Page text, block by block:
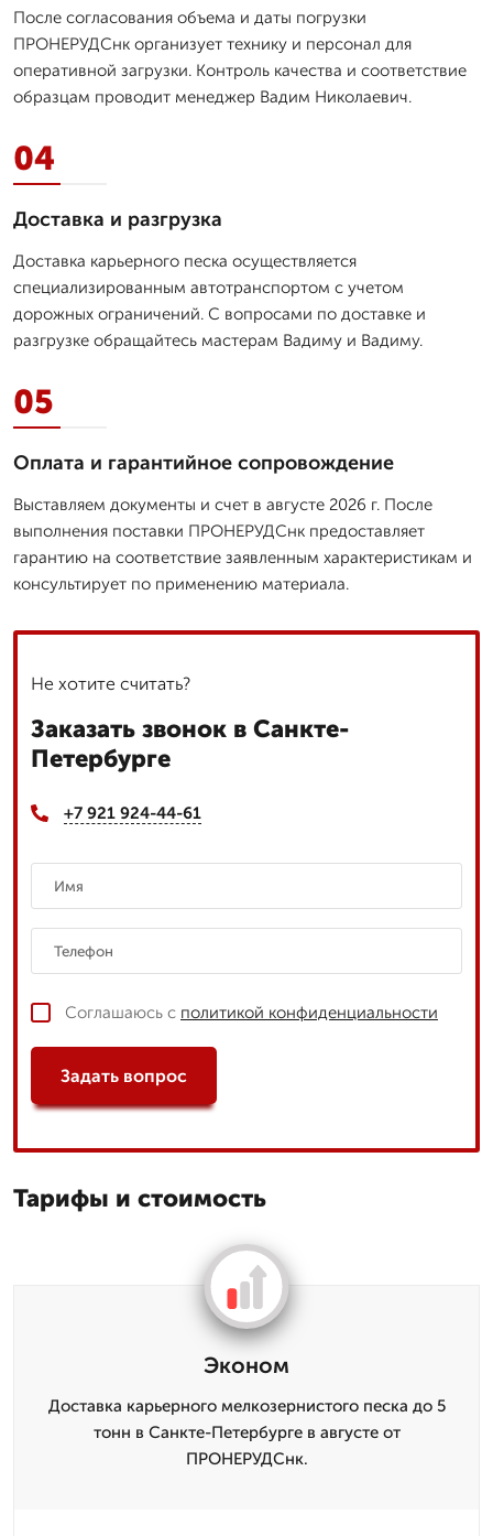
После согласования объема и даты погрузки
ПРОНЕРУДСнк организует технику и персонал для
оперативной загрузки. Контроль качества и соответствие
образцам проводит менеджер Вадим Николаевич.
04
Доставка и разгрузка
Доставка карьерного песка осуществляется
специализированным автотранспортом с учетом
дорожных ограничений. С вопросами по доставке и
разгрузке обращайтесь мастерам Вадиму и Вадиму.
05
Оплата и гарантийное сопровождение
Выставляем документы и счет в августе 2026 г. После
выполнения поставки ПРОНЕРУДСнк предоставляет
гарантию на соответствие заявленным характеристикам и
консультирует по применению материала.
Не хотите считать?
Заказать звонок в Санкте-
Петербурге
+7 921 924-44-61
Соглашаюсь с политикой конфиденциальности
Задать вопрос
Тарифы и стоимость
Эконом
Доставка карьерного мелкозернистого песка до 5
тонн в Санкте-Петербурге в августе от
ПРОНЕРУДСнк.